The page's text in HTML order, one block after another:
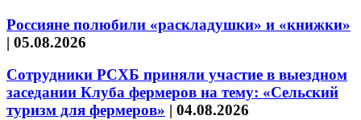
Россияне полюбили «раскладушки» и «книжки»
| 05.08.2026
Сотрудники РСХБ приняли участие в выездном
заседании Клуба фермеров на тему: «Сельский
туризм для фермеров» | 04.08.2026